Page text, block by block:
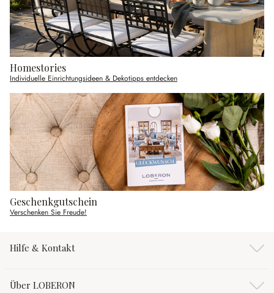
Homestories
Individuelle Einrichtungsideen & Dekotipps entdecken
Geschenkgutschein
Verschenken Sie Freude!
Hilfe & Kontakt
Über LOBERON